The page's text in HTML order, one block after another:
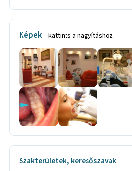
Képek– kattints a nagyításhoz
Szakterületek, keresőszavak